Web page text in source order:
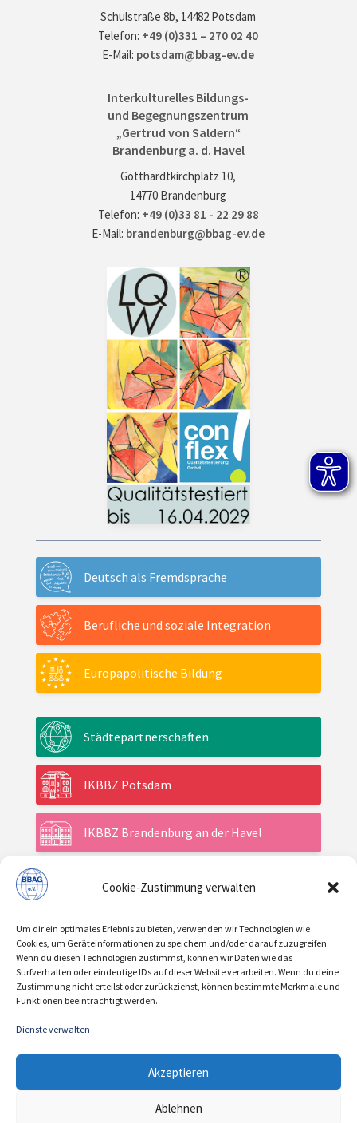
Cookie-Zustimmung verwalten
Um dir ein optimales Erlebnis zu bieten, verwenden wir Technologien wie
Cookies, um Geräteinformationen zu speichern und/oder darauf zuzugreifen.
Wenn du diesen Technologien zustimmst, können wir Daten wie das
Surfverhalten oder eindeutige IDs auf dieser Website verarbeiten. Wenn du deine
Zustimmung nicht erteilst oder zurückziehst, können bestimmte Merkmale und
Funktionen beeinträchtigt werden.
Dienste verwalten
Akzeptieren
Ablehnen
Schulstraße 8b, 14482 Potsdam
Telefon: +49 (0)331 – 270 02 40
E-Mail: potsdam@bbag-ev.de
Interkulturelles Bildungs-
und Begegnungszentrum
„Gertrud von Saldern“
Brandenburg a. d. Havel
Gotthardtkirchplatz 10,
14770 Brandenburg
Telefon: +49 (0)33 81 - 22 29 88
E-Mail: brandenburg@bbag-ev.de
Deutsch als Fremdsprache
Berufliche und soziale Integration
Europapolitische Bildung
Städtepartnerschaften
IKBBZ Potsdam
IKBBZ Brandenburg an der Havel
Veranstaltungen
Über uns / Verein
IMPRESSUM
COOKIE-RICHTLINIE